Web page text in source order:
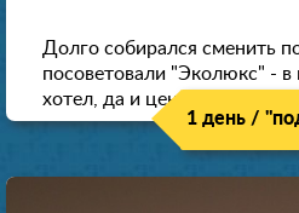
Долго собирался сменить
посоветовали "Эколюкс" - в
хотел, да и цена нормальная.
1 день /